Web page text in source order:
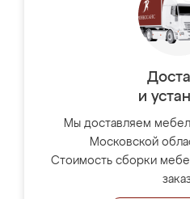
и
Мы доставляем
Московской
Стоимость сборки